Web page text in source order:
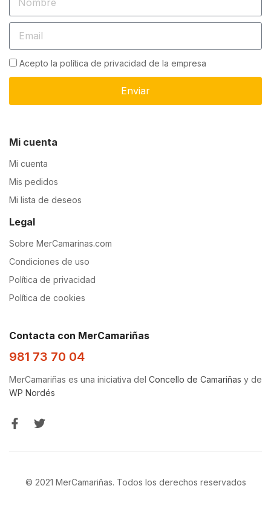
Acepto la política de privacidad de la empresa
Enviar
Mi cuenta
Mi cuenta
Mis pedidos
Mi lista de deseos
Legal
Sobre MerCamarinas.com
Condiciones de uso
Política de privacidad
Política de cookies
Contacta con MerCamariñas
981 73 70 04
MerCamariñas es una iniciativa del Concello de Camariñas y de
WP Nordés
© 2021 MerCamariñas. Todos los derechos reservados